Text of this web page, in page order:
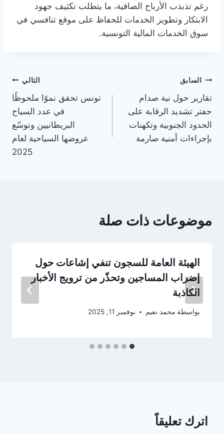
رغم تذبذب الأرباح الصافية، ما يتطلب تكثيف جهود
الابتكار وتطوير الخدمات للحفاظ على موقع تنافسي في
سوق الخدمات المالية التونسية.
تصفّح
المقالات
السابق
تقارير حول نية صدام
حفتر تشديد الرقابة على
الحدود الجنوبية وتكهنات
بإجراءات أمنية صارمة
التالي
تونس تحقق نموًا ملحوظًا
في عدد السياح
البريطانيين وتوسّع
عروضها السياحية لعام
2025
موضوعات ذات صلة
الهيئة العامة للسجون تنفي إشاعات حول
إضراب المساجين وتحذّر من ترويج الأخبار
الكاذبة
بواسطة محمد نعيم نوفمبر 11, 2025
اترك تعليقاً